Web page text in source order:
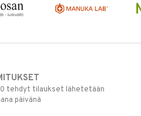
tehdyt tilaukset lähetetään
päivänä